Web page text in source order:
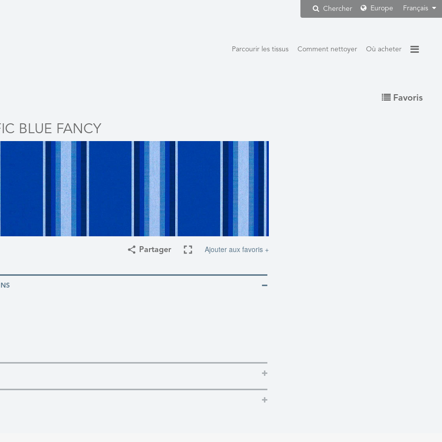
Chercher Europe Français
Parcourir les tissus Comment nettoyer Où acheter
Favoris
BLUE FANCY
Partager Ajouter aux favoris +